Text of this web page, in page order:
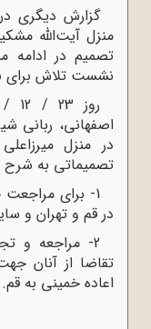
منزل آیت‌الله
تصمیم در ادامه
نشست تلاش برای
اصفهانی، ربانی
در منزل
تصمیماتی به شرح
1- برای مراجعت
در قم و تهران و
2- مراجعه و
تقاضا از آنان
اعاده خمینی به